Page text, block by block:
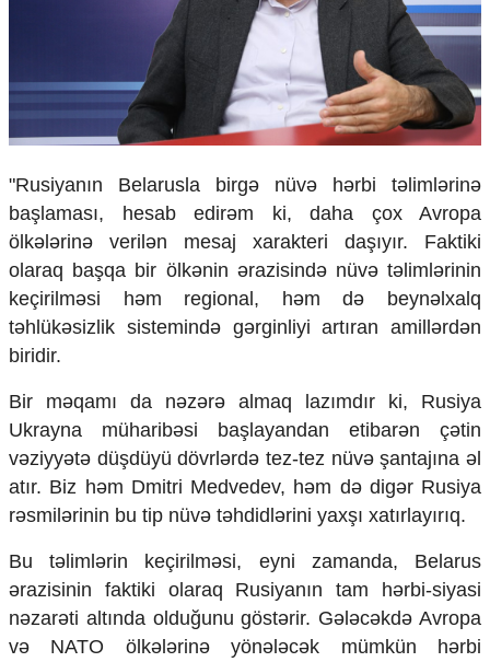
Gənclər və İdman
Media və QHT
Sağlamlıq
Sosium
Mənəvi dəyərlər
Mətbuat-150
Əlaqə
Missiyamız
"Rusiyanın Belarusla birgə nüvə hərbi təlimlərinə
başlaması, hesab edirəm ki, daha çox Avropa
ölkələrinə verilən mesaj xarakteri daşıyır. Faktiki
olaraq başqa bir ölkənin ərazisində nüvə təlimlərinin
keçirilməsi həm regional, həm də beynəlxalq
təhlükəsizlik sistemində gərginliyi artıran amillərdən
biridir.
Bir məqamı da nəzərə almaq lazımdır ki, Rusiya
Ukrayna müharibəsi başlayandan etibarən çətin
vəziyyətə düşdüyü dövrlərdə tez-tez nüvə şantajına əl
atır. Biz həm Dmitri Medvedev, həm də digər Rusiya
rəsmilərinin bu tip nüvə təhdidlərini yaxşı xatırlayırıq.
Bu təlimlərin keçirilməsi, eyni zamanda, Belarus
ərazisinin faktiki olaraq Rusiyanın tam hərbi-siyasi
nəzarəti altında olduğunu göstərir. Gələcəkdə Avropa
və NATO ölkələrinə yönələcək mümkün hərbi